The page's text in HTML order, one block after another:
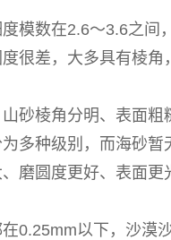
模数在2.6～3.6之
很差，大多具有棱角
砂棱角分明、表面
多种级别，而海砂
磨圆度更好、表面更
0.25mm以下，沙漠